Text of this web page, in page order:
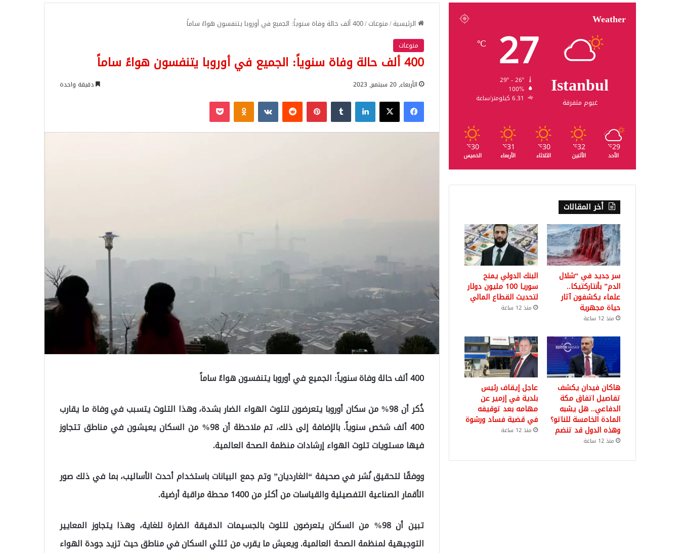
الرئيسية/منوعات/400 ألف حالة وفاة سنوياً: الجميع في أوروبا يتنفسون هواءً ساماً
منوعات
400 ألف حالة وفاة سنوياً: الجميع في أوروبا يتنفسون هواءً ساماً
الأربعاء, 20 سبتمبر, 2023 دقيقة واحدة
فيسبوك‫X لينكدإن بينتيريست Odnoklassniki
‫Pocket
400 ألف حالة وفاة سنوياً: الجميع في أوروبا يتنفسون هواءً ساماً
ذُكر أن 98% من سكان أوروبا يتعرضون لتلوث الهواء الضار بشدة، وهذا التلوث يتسبب في وفاة ما يقارب
400 ألف شخص سنوياً. بالإضافة إلى ذلك، تم ملاحظة أن 98% من السكان يعيشون في مناطق تتجاوز
فيها مستويات تلوث الهواء إرشادات منظمة الصحة العالمية.
ووفقًا لتحقيق نُشر في صحيفة “الغارديان” وتم جمع البيانات باستخدام أحدث الأساليب، بما في ذلك صور
الأقمار الصناعية التفصيلية والقياسات من أكثر من 1400 محطة مراقبة أرضية.
تبين أن 98% من السكان يتعرضون لتلوث بالجسيمات الدقيقة الضارة للغاية، وهذا يتجاوز المعايير
التوجيهية لمنظمة الصحة العالمية. ويعيش ما يقرب من ثلثي السكان في مناطق حيث تزيد جودة الهواء
Weather
Istanbul
غيوم متفرقة
27
℃
100%
6.31 كيلومتر/ساعة
29
℃
الأحد
32
℃
الأثنين
30
℃
الثلاثاء
31
℃
الأربعاء
30
℃
الخميس
أخر المقالات
سر جديد في “شلال
الدم” بأنتاركتيكا..
علماء يكشفون آثار
حياة مجهرية
منذ 12 ساعة
البنك الدولي يمنح
سوريا 100 مليون دولار
لتحديث القطاع المالي
منذ 12 ساعة
هاكان فيدان يكشف
تفاصيل اتفاق مكة
الدفاعي.. هل يشبه
المادة الخامسة للناتو؟
وهذه الدول قد تنضم
منذ 12 ساعة
عاجل إيقاف رئيس
بلدية في إزمير عن
مهامه بعد توقيفه
في قضية فساد ورشوة
منذ 12 ساعة